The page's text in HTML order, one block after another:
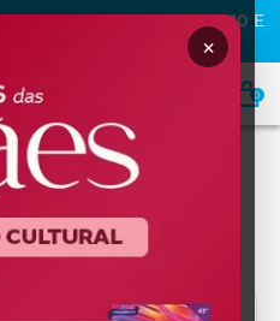
USE O CUPOMMAFRA10 E
0
×